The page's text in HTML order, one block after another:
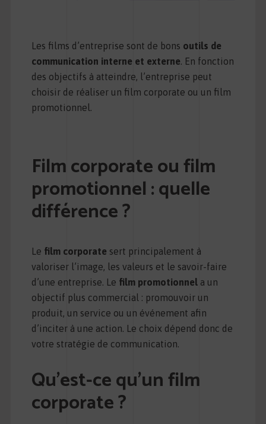
Les films d’entreprise sont de bons outils de
communication interne et externe. En fonction
des objectifs à atteindre, l’entreprise peut
choisir de réaliser un film corporate ou un film
promotionnel.
Film corporate ou film
promotionnel : quelle
différence ?
Le film corporate sert principalement à
valoriser l’image, les valeurs et le savoir-faire
d’une entreprise. Le film promotionnel a un
objectif plus commercial : promouvoir un
produit, un service ou un événement afin
d’inciter à une action. Le choix dépend donc de
votre stratégie de communication.
Qu’est-ce qu’un film
corporate ?